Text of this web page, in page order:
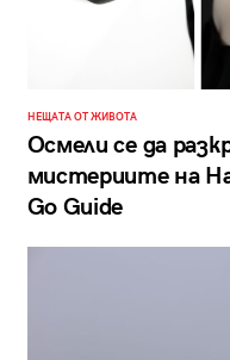
НЕЩАТА ОТ ЖИВОТА
Осмели се да
мистериите на
Go Guide